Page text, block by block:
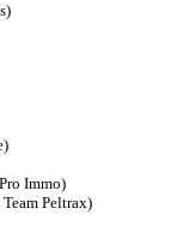
Immo)
Peltrax)